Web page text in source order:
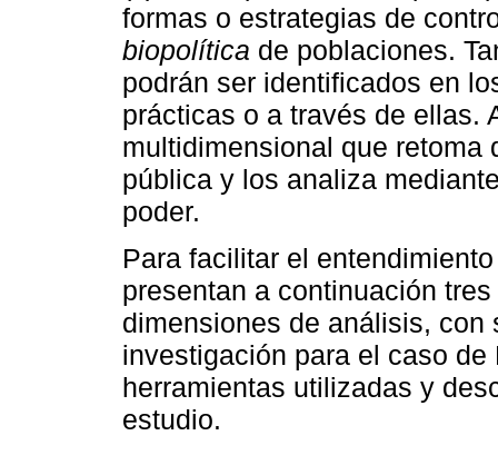
formas o estrategias de
biopolítica de poblaciones.
podrán ser identificados en
prácticas o a través de ellas.
multidimensional que
pública y los analiza
poder.
Para facilitar el
presentan a continuación
dimensiones de análisis,
investigación para el caso
herramientas utilizadas y
estudio.